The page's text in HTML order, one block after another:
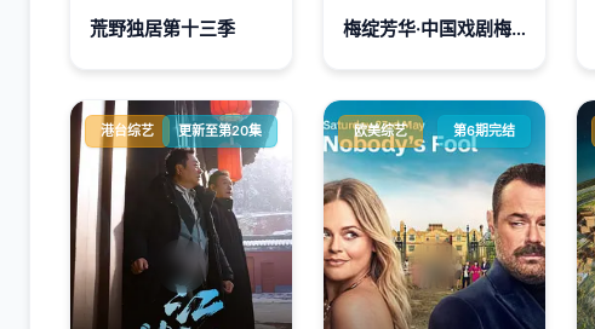
荒野独居第十三季 梅绽芳华·中国戏剧梅花奖艺术家口述史
港台综艺 更新至第20集 欧美综艺 第6期完结